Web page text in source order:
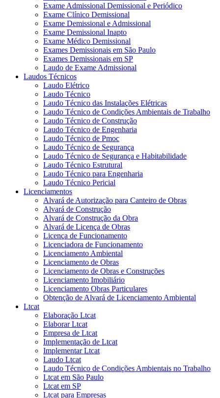
Exame Admissional Demissional e Periódico
Exame Clínico Demissional
Exame Demissional e Admissional
Exame Demissional Inapto
Exame Médico Demissional
Exames Demissionais em São Paulo
Exames Demissionais em SP
Laudo de Exame Admissional
Laudos Técnicos
Laudo Elétrico
Laudo Técnico
Laudo Técnico das Instalações Elétricas
Laudo Técnico de Condições Ambientais de Trabalho
Laudo Técnico de Construção
Laudo Técnico de Engenharia
Laudo Técnico de Pmoc
Laudo Técnico de Segurança
Laudo Técnico de Segurança e Habitabilidade
Laudo Técnico Estrutural
Laudo Técnico para Engenharia
Laudo Técnico Pericial
Licenciamentos
Alvará de Autorização para Canteiro de Obras
Alvará de Construção
Alvará de Construção da Obra
Alvará de Licença de Obras
Licença de Funcionamento
Licenciadora de Funcionamento
Licenciamento Ambiental
Licenciamento de Obras
Licenciamento de Obras e Construções
Licenciamento Imobiliário
Licenciamento Obras Particulares
Obtenção de Alvará de Licenciamento Ambiental
Ltcat
Elaboração Ltcat
Elaborar Ltcat
Empresa de Ltcat
Implementação de Ltcat
Implementar Ltcat
Laudo Ltcat
Laudo Técnico de Condições Ambientais no Trabalho
Ltcat em São Paulo
Ltcat em SP
Ltcat para Empresas